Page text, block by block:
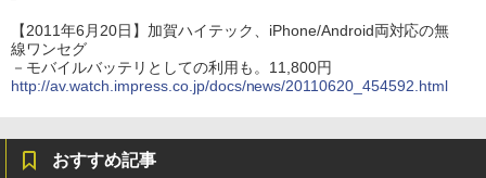
【2011年6月20日】加賀ハイテック、iPhone/Android両対応の無
線ワンセグ
－モバイルバッテリとしての利用も。11,800円
http://av.watch.impress.co.jp/docs/news/20110620_454592.html
おすすめ記事